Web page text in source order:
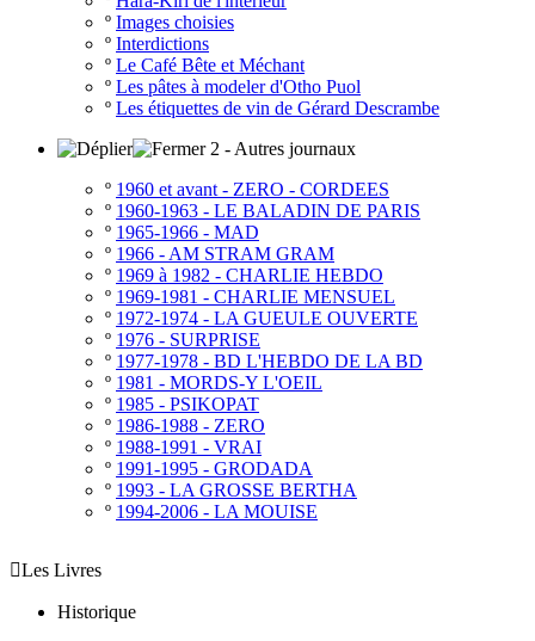
º Images choisies
º Interdictions
º Le Café Bête et Méchant
º Les pâtes à modeler d'Otho Puol
º Les étiquettes de vin de Gérard Descrambe
2 - Autres journaux
º 1960 et avant - ZERO - CORDEES
º 1960-1963 - LE BALADIN DE PARIS
º 1965-1966 - MAD
º 1966 - AM STRAM GRAM
º 1969 à 1982 - CHARLIE HEBDO
º 1969-1981 - CHARLIE MENSUEL
º 1972-1974 - LA GUEULE OUVERTE
º 1976 - SURPRISE
º 1977-1978 - BD L'HEBDO DE LA BD
º 1981 - MORDS-Y L'OEIL
º 1985 - PSIKOPAT
º 1986-1988 - ZERO
º 1988-1991 - VRAI
º 1991-1995 - GRODADA
º 1993 - LA GROSSE BERTHA
º 1994-2006 - LA MOUISE
Les Livres
Historique